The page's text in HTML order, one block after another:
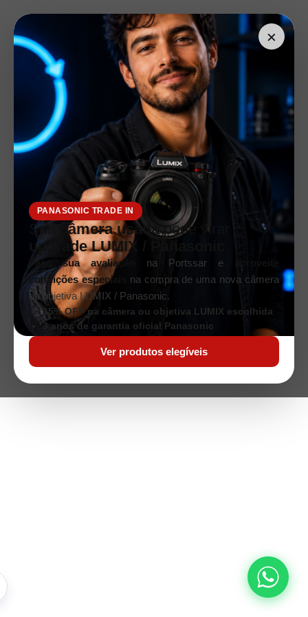
×
PANASONIC TRADE IN
Sua câmera usadapode virar
upgrade LUMIX / Panasonic
Faça sua avaliação na Portssar e
condições especiais
na compra de uma nova câmera
ou objetiva LUMIX / Panasonic.
15% OFF na câmera ou objetiva LUMIX escolhida
3 anos de garantia oficial Panasonic
Ver produtos elegíveis